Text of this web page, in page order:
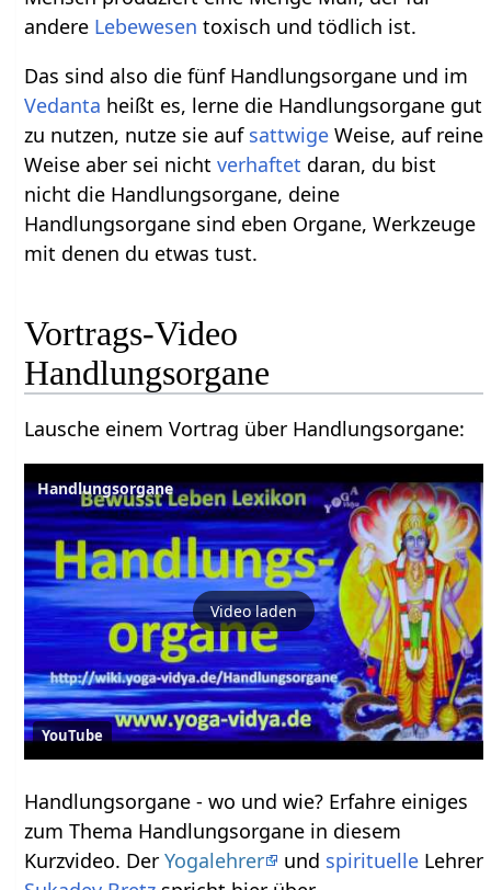
andere Lebewesen toxisch und tödlich ist.
Das sind also die fünf Handlungsorgane und im
Vedanta heißt es, lerne die Handlungsorgane gut
zu nutzen, nutze sie auf sattwige Weise, auf reine
Weise aber sei nichtverhaftet daran, du bist
nicht die Handlungsorgane, deine
Handlungsorgane sind eben Organe, Werkzeuge
mit denen du etwas tust.
Vortrags-Video
Lausche einem Vortrag über Handlungsorgane‏‎:
Handlungsorgane
Video laden
YouTube
Handlungsorgane‏‎ - wo und wie? Erfahre einiges
zum Thema Handlungsorgane‏‎ in diesem
Kurzvideo. DerYogalehrer und spirituelle Lehrer